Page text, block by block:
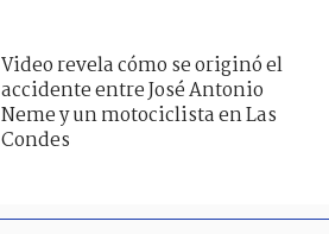
Video revela cómo se originó el
accidente entre José Antonio
Neme y un motociclista en Las
Condes